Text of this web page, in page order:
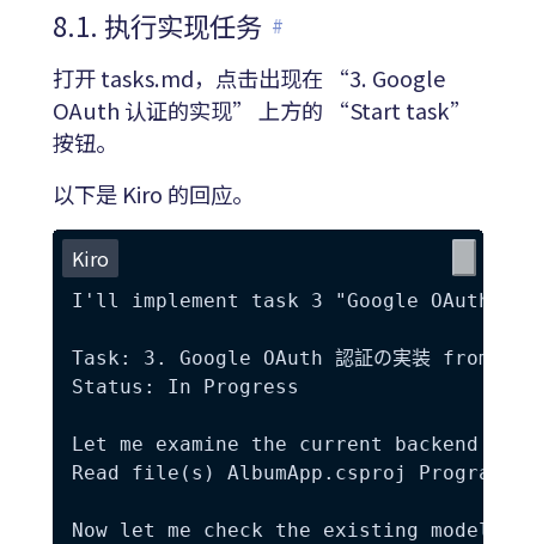
8.1. 执行实现任务 #
打开 tasks.md，点击出现在 “3. Google
OAuth 认证的实现” 上方的 “Start task”
按钮。
以下是 Kiro 的回应。
Kiro
I'll implement task 3 "Google OAuth
Task: 3. Google OAuth 認証の実装 from
Status: In Progress
Let me examine the current backend
Read file(s) AlbumApp.csproj
Now let me check the existing models